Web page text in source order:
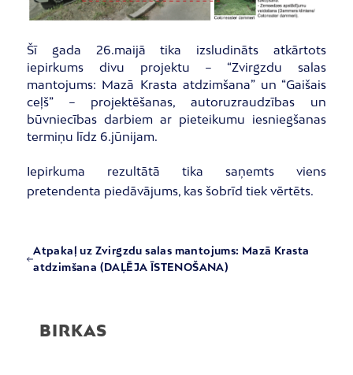
Šī gada 26.maijā tika izsludināts atkārtots
iepirkums divu projektu – “Zvirgzdu salas
mantojums: Mazā Krasta atdzimšana” un “Gaišais
ceļš” – projektēšanas, autoruzraudzības un
būvniecības darbiem ar pieteikumu iesniegšanas
termiņu līdz 6.jūnijam.
Iepirkuma rezultātā tika saņemts viens
pretendenta piedāvājums, kas šobrīd tiek vērtēts.
Atpakaļ uz Zvirgzdu salas mantojums: Mazā Krasta
atdzimšana (DAĻĒJA ĪSTENOŠANA)
BIRKAS